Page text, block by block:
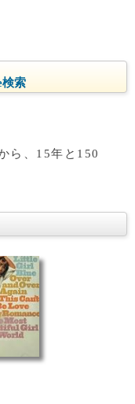
検索
ら、15年と150